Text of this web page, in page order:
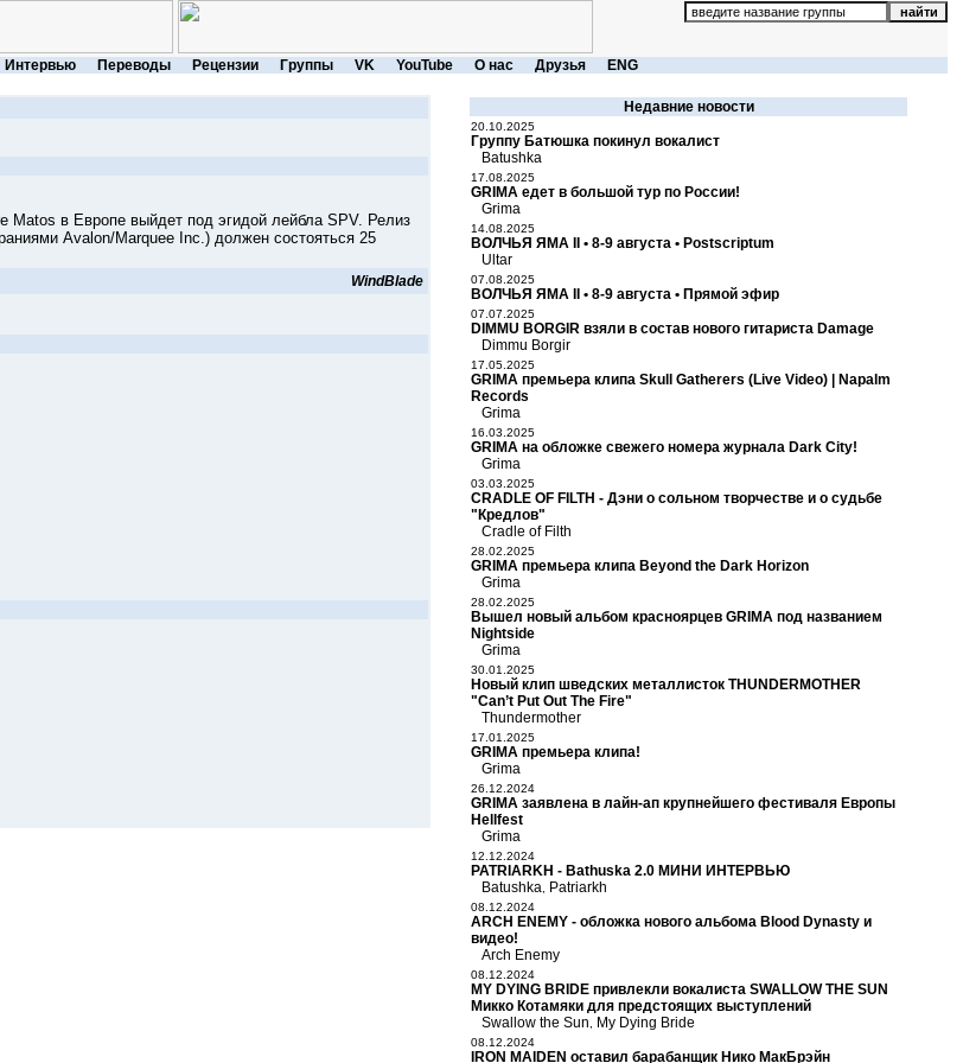
Интервью Переводы Рецензии Группы VK YouTube О нас Друзья ENG
Matos в Европе выйдет под эгидой лейбла SPV. Релиз
Avalon/Marquee Inc.) должен состояться 25
WindBlade
Недавние новости
20.10.2025
Группу Батюшка покинул вокалист
Batushka
17.08.2025
GRIMA едет в большой тур по России!
Grima
14.08.2025
ВОЛЧЬЯ ЯМА II • 8-9 августа • Postscriptum
Ultar
07.08.2025
ВОЛЧЬЯ ЯМА II • 8-9 августа • Прямой эфир
07.07.2025
DIMMU BORGIR взяли в состав нового гитариста Damage
Dimmu Borgir
17.05.2025
GRIMA премьера клипа Skull Gatherers (Live Video) | Napalm
Records
Grima
16.03.2025
GRIMA на обложке свежего номера журнала Dark City!
Grima
03.03.2025
CRADLE OF FILTH - Дэни о сольном творчестве и о судьбе
"Кредлов"
Cradle of Filth
28.02.2025
GRIMA премьера клипа Beyond the Dark Horizon
Grima
28.02.2025
Вышел новый альбом красноярцев GRIMA под названием
Nightside
Grima
30.01.2025
Новый клип шведских металлисток THUNDERMOTHER
"Can’t Put Out The Fire"
Thundermother
17.01.2025
GRIMA премьера клипа!
Grima
26.12.2024
GRIMA заявлена в лайн-ап крупнейшего фестиваля Европы
Hellfest
Grima
12.12.2024
PATRIARKH - Bathuska 2.0 МИНИ ИНТЕРВЬЮ
Batushka Patriarkh
08.12.2024
ARCH ENEMY - обложка нового альбома Blood Dynasty и
видео!
Arch Enemy
08.12.2024
MY DYING BRIDE привлекли вокалиста SWALLOW THE SUN
Микко Котамяки для предстоящих выступлений
Swallow the Sun
My Dying Bride
08.12.2024
IRON MAIDEN оставил барабанщик Нико МакБрэйн